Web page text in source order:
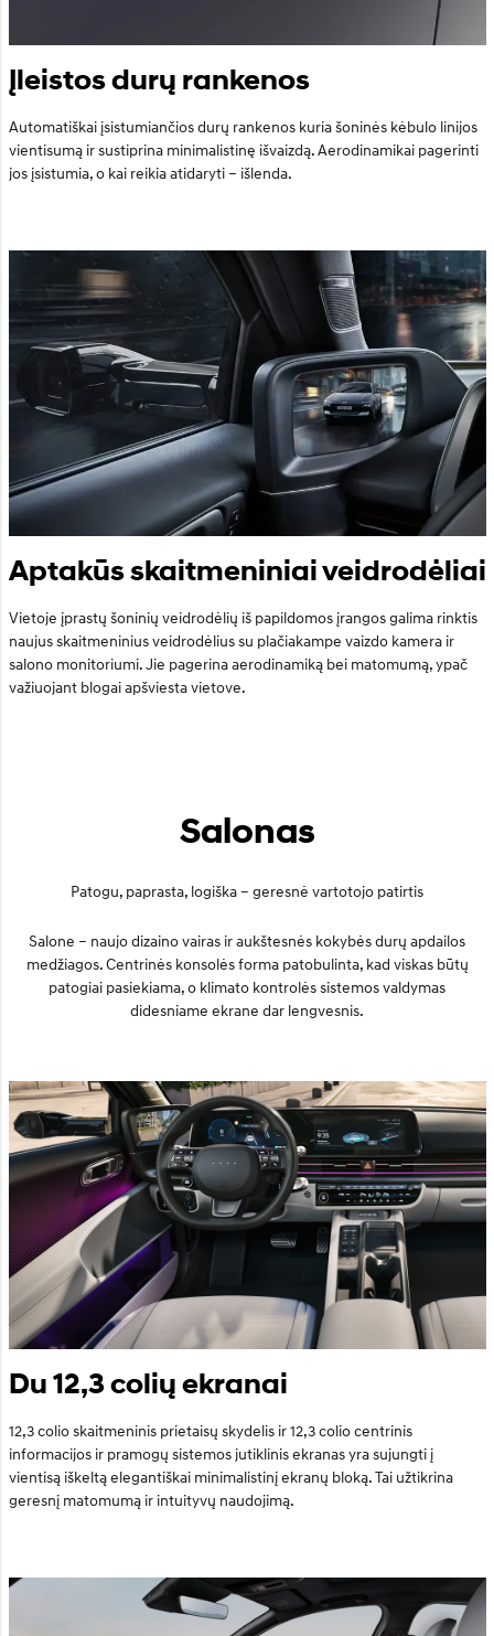
Įleistos durų rankenos
Automatiškai įsistumiančios durų rankenos kuria šoninės kėbulo linijos
vientisumą ir sustiprina minimalistinę išvaizdą. Aerodinamikai pagerinti
jos įsistumia, o kai reikia atidaryti – išlenda.
Aptakūs skaitmeniniai veidrodėliai
Vietoje įprastų šoninių veidrodėlių iš papildomos įrangos galima rinktis
naujus skaitmeninius veidrodėlius su plačiakampe vaizdo kamera ir
salono monitoriumi. Jie pagerina aerodinamiką bei matomumą, ypač
važiuojant blogai apšviesta vietove.
Salonas
Patogu, paprasta, logiška – geresnė vartotojo patirtis
Salone – naujo dizaino vairas ir aukštesnės kokybės durų apdailos
medžiagos. Centrinės konsolės forma patobulinta, kad viskas būtų
patogiai pasiekiama, o klimato kontrolės sistemos valdymas
didesniame ekrane dar lengvesnis.
Du 12,3 colių ekranai
12,3 colio skaitmeninis prietaisų skydelis ir 12,3 colio centrinis
informacijos ir pramogų sistemos jutiklinis ekranas yra sujungti į
vientisą iškeltą elegantiškai minimalistinį ekranų bloką. Tai užtikrina
geresnį matomumą ir intuityvų naudojimą.